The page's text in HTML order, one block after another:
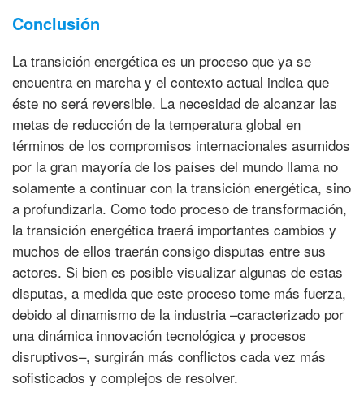
Conclusión
La transición energética es un proceso que ya se
encuentra en marcha y el contexto actual indica que
éste no será reversible. La necesidad de alcanzar las
metas de reducción de la temperatura global en
términos de los compromisos internacionales asumidos
por la gran mayoría de los países del mundo llama no
solamente a continuar con la transición energética, sino
a profundizarla. Como todo proceso de transformación,
la transición energética traerá importantes cambios y
muchos de ellos traerán consigo disputas entre sus
actores. Si bien es posible visualizar algunas de estas
disputas, a medida que este proceso tome más fuerza,
debido al dinamismo de la industria –caracterizado por
una dinámica innovación tecnológica y procesos
disruptivos–, surgirán más conflictos cada vez más
sofisticados y complejos de resolver.